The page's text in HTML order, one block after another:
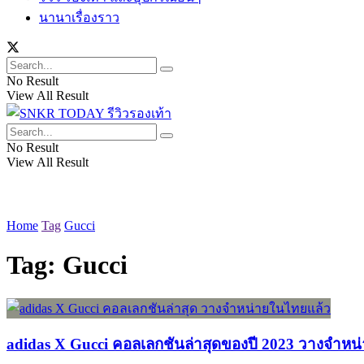
นานาเรื่องราว
No Result
View All Result
No Result
View All Result
Home Tag Gucci
Tag: Gucci
adidas X Gucci คอลเลกชันล่าสุดของปี 2023 วางจำห